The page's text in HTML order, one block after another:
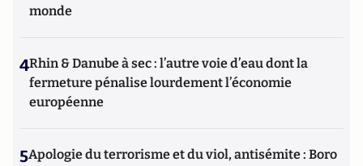
monde
4Rhin & Danube à sec : l’autre voie d’eau dont la
fermeture pénalise lourdement l’économie
européenne
5Apologie du terrorisme et du viol, antisémite : Boro